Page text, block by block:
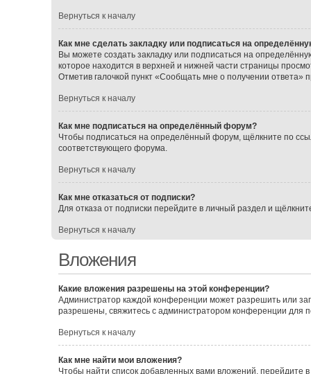
Вернуться к началу
Как мне сделать закладку или подписаться на
Вы можете создать закладку или подписаться на
которое находится в верхней и нижней части страницы
Отметив галочкой пункт «Сообщать мне о получении
Вернуться к началу
Как мне подписаться на определённый форум?
Чтобы подписаться на определённый форум, щёлкните по
соответствующего форума.
Вернуться к началу
Как мне отказаться от подписки?
Для отказа от подписки перейдите в личный раздел и
Вернуться к началу
Вложения
Какие вложения разрешены на этой конференции?
Администратор каждой конференции может разрешить или
разрешены, свяжитесь с администратором конференции для
Вернуться к началу
Как мне найти мои вложения?
Чтобы найти список добавленных вами вложений,